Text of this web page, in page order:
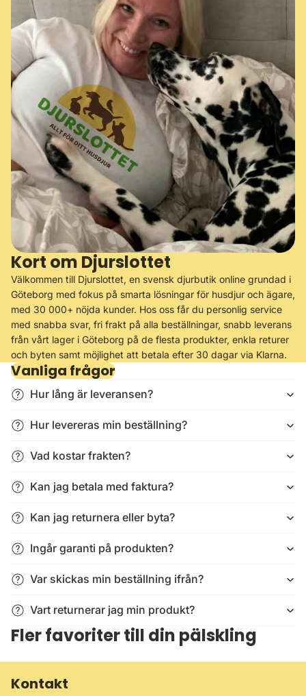
Kort om Djurslottet
Välkommen till Djurslottet, en svensk djurbutik online grundad i
Göteborg med fokus på smarta lösningar för husdjur och ägare,
med 30 000+ nöjda kunder. Hos oss får du personlig service
med snabba svar, fri frakt på alla beställningar, snabb leverans
från vårt lager i Göteborg på de flesta produkter, enkla returer
och byten samt möjlighet att betala efter 30 dagar via Klarna.
Vanliga frågor
Hur lång är leveransen?
Hur levereras min beställning?
Vad kostar frakten?
Kan jag betala med faktura?
Kan jag returnera eller byta?
Ingår garanti på produkten?
Var skickas min beställning ifrån?
Vart returnerar jag min produkt?
Fler favoriter till din pälskling
Kontakt